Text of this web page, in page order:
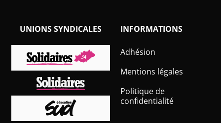
INFORMATIONS
Adhésion
Mentions légales
Politique de
confidentialité
UNIONS SYNDICALES